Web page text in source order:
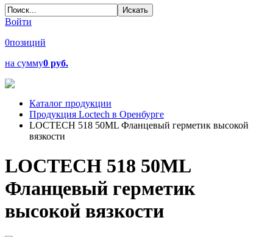
Войти
0позиций
на сумму0 руб.
Каталог продукции
Продукция Loctech в Оренбурге
LOCTECH 518 50ML Фланцевый герметик высокой
вязкости
LOCTECH 518 50ML
Фланцевый герметик
высокой вязкости